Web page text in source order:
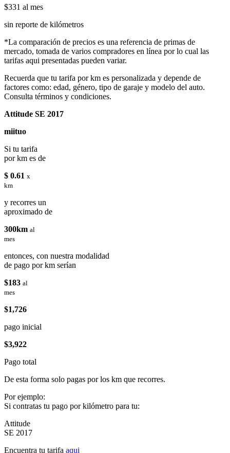
$331 al mes
sin reporte de kilómetros
*La comparación de precios es una referencia de primas de
mercado, tomada de varios compradores en línea por lo cual las
tarifas aqui presentadas pueden variar.
Recuerda que tu tarifa por km es personalizada y depende de
factores como: edad, género, tipo de garaje y modelo del auto.
Consulta términos y condiciones.
Attitude SE 2017
miituo
Si tu tarifa
por km es de
$ 0.61 x
km
y recorres un
aproximado de
300km al
mes
entonces, con nuestra modalidad
de pago por km serían
$183 al
mes
$1,726
pago inicial
$3,922
Pago total
De esta forma solo pagas por los km que recorres.
Por ejemplo:
Si contratas tu pago por kilómetro para tu:
Attitude
SE 2017
Encuentra tu tarifa aqui